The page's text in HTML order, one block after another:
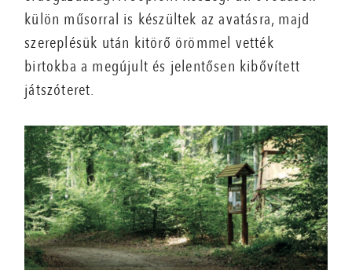
külön műsorral is készültek az avatásra, majd
szereplésük után kitörő örömmel vették
birtokba a megújult és jelentősen kibővített
játszóteret.